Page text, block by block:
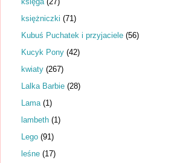
księżniczki (71)
Kubuś Puchatek i przyjaciele (56)
Kucyk Pony (42)
kwiaty (267)
Lalka Barbie (28)
Lama (1)
lambeth (1)
Lego (91)
leśne (17)